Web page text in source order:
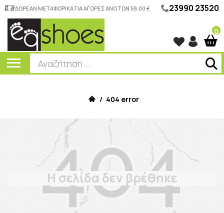
ΔΩΡΕΑΝ ΜΕΤΑΦΟΡΙΚΑ ΓΙΑ ΑΓΟΡΕΣ ΑΝΩ ΤΩΝ 59,00 € 23990 23520
0
/ 404 error
Η σελίδα δεν βρέθηκε